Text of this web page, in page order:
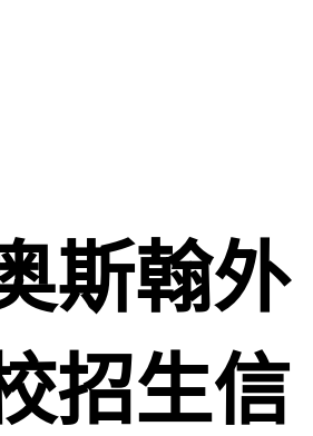
斯翰外
招生信